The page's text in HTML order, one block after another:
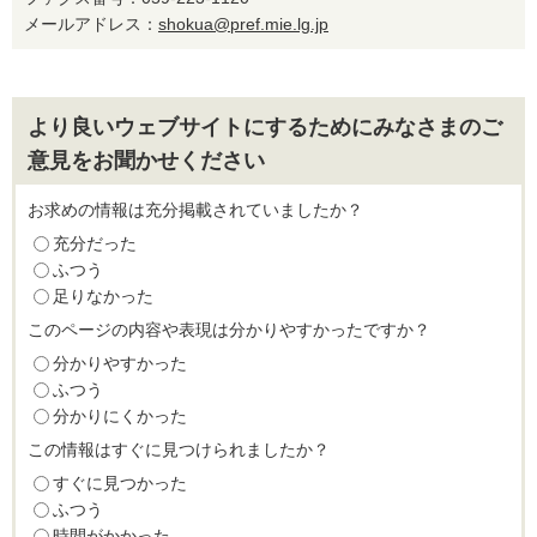
メールアドレス： shokua@pref.mie.lg.jp
より良いウェブサイトにするためにみなさまのご
意見をお聞かせください
お求めの情報は充分掲載されていましたか？
充分だった
ふつう
足りなかった
このページの内容や表現は分かりやすかったですか？
分かりやすかった
ふつう
分かりにくかった
この情報はすぐに見つけられましたか？
すぐに見つかった
ふつう